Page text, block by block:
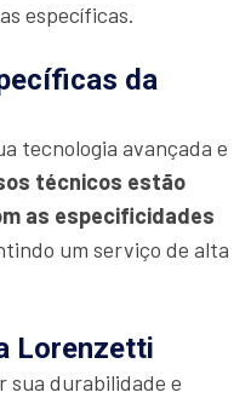
específicas.
da
tecnologia avançada e
técnicos estão
as especificidades
um serviço de alta
Lorenzetti
sua durabilidade e